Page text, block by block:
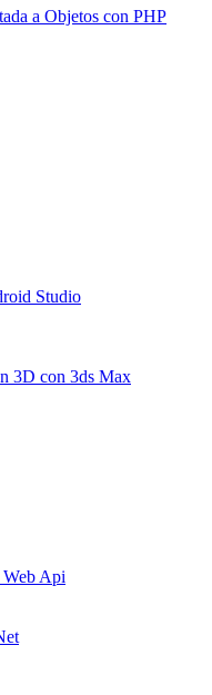
a Objetos con PHP
Studio
3D con 3ds Max
Api